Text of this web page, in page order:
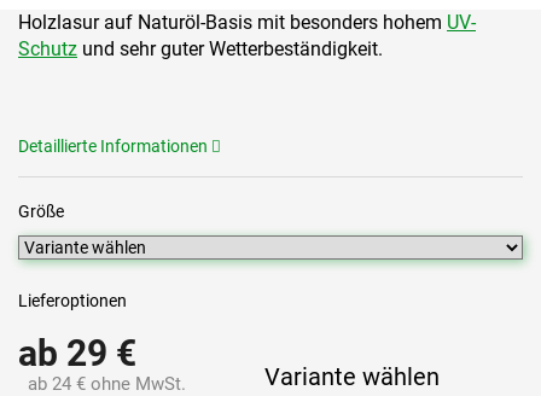
ab 29 €
ab 24 € ohne MwSt. Variante wählen
Größe
Lieferoptionen
Holzlasur auf Naturöl-Basis mit besonders hohem UV-
Schutz und sehr guter Wetterbeständigkeit.
Detaillierte Informationen